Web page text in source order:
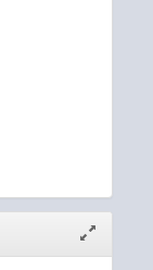
janela